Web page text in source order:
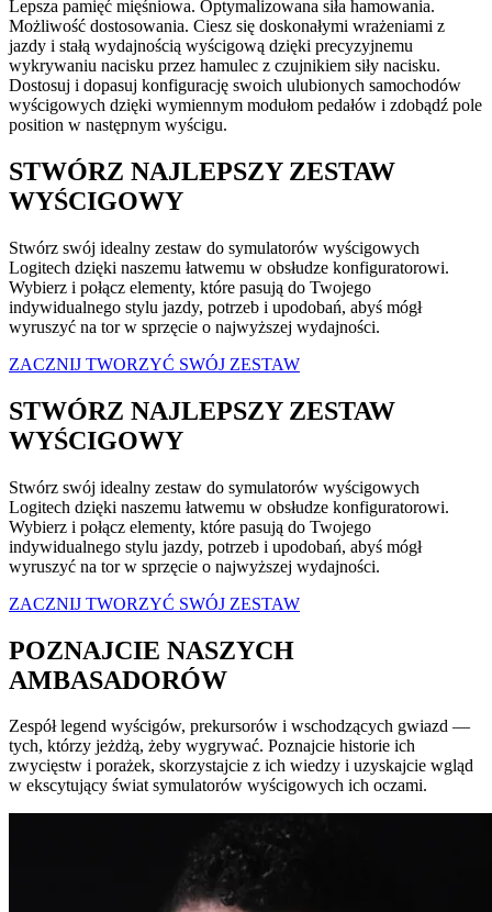
Lepsza pamięć mięśniowa. Optymalizowana siła hamowania.
Możliwość dostosowania. Ciesz się doskonałymi wrażeniami z
jazdy i stałą wydajnością wyścigową dzięki precyzyjnemu
wykrywaniu nacisku przez hamulec z czujnikiem siły nacisku.
Dostosuj i dopasuj konfigurację swoich ulubionych samochodów
wyścigowych dzięki wymiennym modułom pedałów i zdobądź pole
position w następnym wyścigu.
STWÓRZ NAJLEPSZY ZESTAW
WYŚCIGOWY
Stwórz swój idealny zestaw do symulatorów wyścigowych
Logitech dzięki naszemu łatwemu w obsłudze konfiguratorowi.
Wybierz i połącz elementy, które pasują do Twojego
indywidualnego stylu jazdy, potrzeb i upodobań, abyś mógł
wyruszyć na tor w sprzęcie o najwyższej wydajności.
ZACZNIJ TWORZYĆ SWÓJ ZESTAW
STWÓRZ NAJLEPSZY ZESTAW
WYŚCIGOWY
Stwórz swój idealny zestaw do symulatorów wyścigowych
Logitech dzięki naszemu łatwemu w obsłudze konfiguratorowi.
Wybierz i połącz elementy, które pasują do Twojego
indywidualnego stylu jazdy, potrzeb i upodobań, abyś mógł
wyruszyć na tor w sprzęcie o najwyższej wydajności.
ZACZNIJ TWORZYĆ SWÓJ ZESTAW
POZNAJCIE NASZYCH
AMBASADORÓW
Zespół legend wyścigów, prekursorów i wschodzących gwiazd —
tych, którzy jeżdżą, żeby wygrywać. Poznajcie historie ich
zwycięstw i porażek, skorzystajcie z ich wiedzy i uzyskajcie wgląd
w ekscytujący świat symulatorów wyścigowych ich oczami.